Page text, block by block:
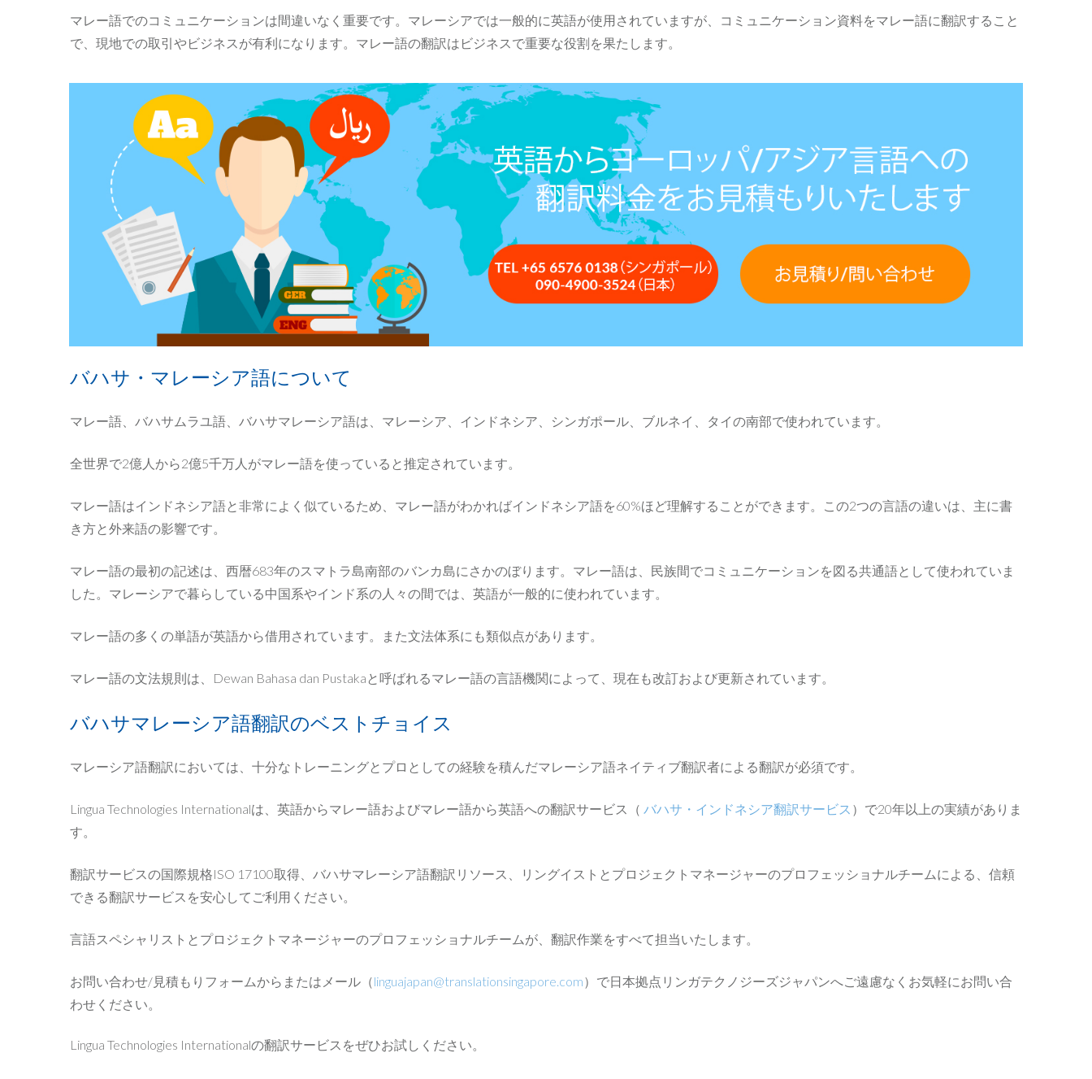
マレー語でのコミュニケーションは間違いなく重要です。マレーシアでは一般的に英語が使用されていますが、コミュニケーション資料をマレー語に翻訳すること
で、現地での取引やビジネスが有利になります。マレー語の翻訳はビジネスで重要な役割を果たします。
バハサ・マレーシア語について
マレー語、バハサムラユ語、バハサマレーシア語は、マレーシア、インドネシア、シンガポール、ブルネイ、タイの南部で使われています。
全世界で2億人から2億5千万人がマレー語を使っていると推定されています。
マレー語はインドネシア語と非常によく似ているため、マレー語がわかればインドネシア語を60%ほど理解することができます。この2つの言語の違いは、主に書
き方と外来語の影響です。
マレー語の最初の記述は、西暦683年のスマトラ島南部のバンカ島にさかのぼります。マレー語は、民族間でコミュニケーションを図る共通語として使われていま
した。マレーシアで暮らしている中国系やインド系の人々の間では、英語が一般的に使われています。
マレー語の多くの単語が英語から借用されています。また文法体系にも類似点があります。
マレー語の文法規則は、Dewan Bahasa dan Pustakaと呼ばれるマレー語の言語機関によって、現在も改訂および更新されています。
バハサマレーシア語翻訳のベストチョイス
マレーシア語翻訳においては、十分なトレーニングとプロとしての経験を積んだマレーシア語ネイティブ翻訳者による翻訳が必須です。
Lingua Technologies Internationalは、英語からマレー語およびマレー語から英語への翻訳サービス（ バハサ・インドネシア翻訳サービス ）で20年以上の実績がありま
す。
翻訳サービスの国際規格ISO 17100取得、バハサマレーシア語翻訳リソース、リングイストとプロジェクトマネージャーのプロフェッショナルチームによる、信頼
できる翻訳サービスを安心してご利用ください。
言語スペシャリストとプロジェクトマネージャーのプロフェッショナルチームが、翻訳作業をすべて担当いたします。
お問い合わせ/見積もりフォームからまたはメール（linguajapan@translationsingapore.com）で日本拠点リンガテクノジーズジャパンへご遠慮なくお気軽にお問い合
わせください。
Lingua Technologies Internationalの翻訳サービスをぜひお試しください。